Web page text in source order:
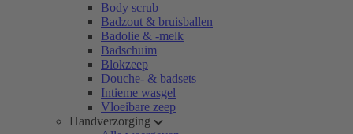
Body scrub
Badzout & bruisballen
Badolie & -melk
Badschuim
Blokzeep
Douche- & badsets
Intieme wasgel
Vloeibare zeep
Handverzorging